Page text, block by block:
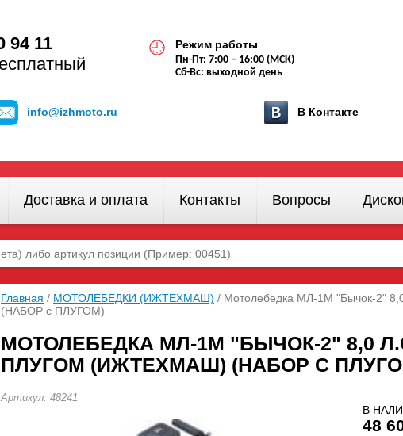
94 11
Режим работы
Пн-Пт: 7:00 – 16:00 (МСК)
Сб-Вс: выходной день
info@izhmoto.ru В Контакте
Доставка и оплата Контакты Вопросы
Главная / МОТОЛЕБЁДКИ (ИЖТЕХМАШ) / Мотолебедка МЛ-1М "Бычок-2"
(НАБОР с ПЛУГОМ)
МОТОЛЕБЕДКА МЛ-1М "БЫЧОК-2" 8,0
ПЛУГОМ (ИЖТЕХМАШ) (НАБОР С
Артикул: 48241
В
48